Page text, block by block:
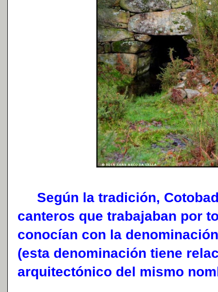
Según la tradición,
canteros que trabajaban por
conocían con la
(esta denominación tiene
arquitectónico del mismo